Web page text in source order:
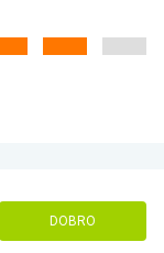
DOBRO